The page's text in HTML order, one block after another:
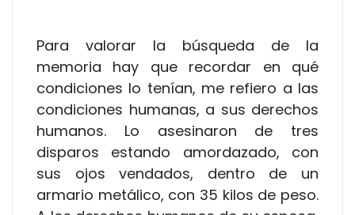
Para valorar la búsqueda de la
memoria hay que recordar en qué
condiciones lo tenían, me refiero a las
condiciones humanas, a sus derechos
humanos. Lo asesinaron de tres
disparos estando amordazado, con
sus ojos vendados, dentro de un
armario metálico, con 35 kilos de peso.